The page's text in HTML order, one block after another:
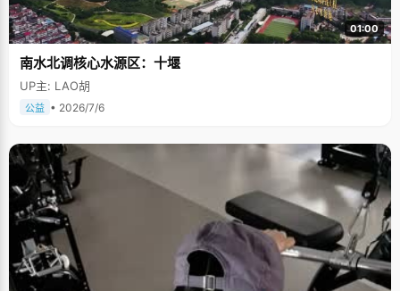
01:00
南水北调核心水源区：十堰
UP主: LAO胡
公益 • 2026/7/6